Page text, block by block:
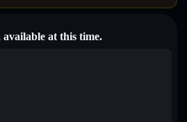
at this time.